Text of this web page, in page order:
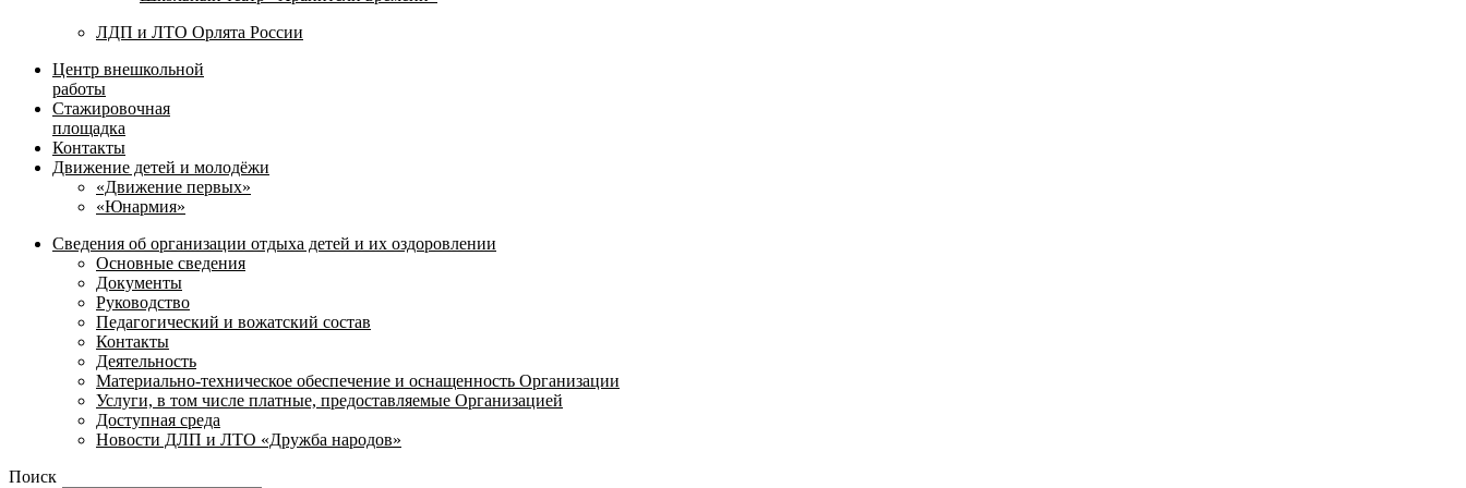
ЛДП и ЛТО Орлята России
Центр внешкольной
работы
Стажировочная
площадка
Контакты
Движение детей и молодёжи
«Движение первых»
«Юнармия»
Сведения об организации отдыха детей и их оздоровлении
Основные сведения
Документы
Руководство
Педагогический и вожатский состав
Контакты
Деятельность
Материально-техническое обеспечение и оснащенность Организации
Услуги, в том числе платные, предоставляемые Организацией
Доступная среда
Новости ДЛП и ЛТО «Дружба народов»
Поиск